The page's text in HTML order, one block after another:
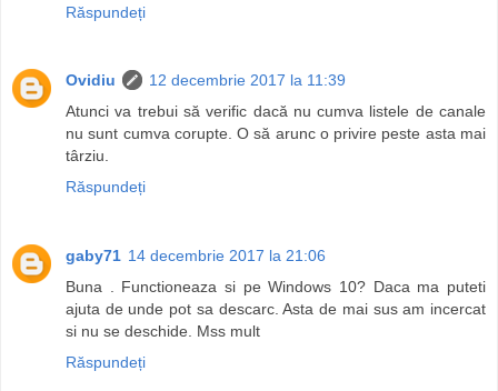
Răspundeți
Ovidiu
12 decembrie 2017 la 11:39
Atunci va trebui să verific dacă nu cumva listele de canale
nu sunt cumva corupte. O să arunc o privire peste asta mai
târziu.
Răspundeți
gaby71 14 decembrie 2017 la 21:06
Buna . Functioneaza si pe Windows 10? Daca ma puteti
ajuta de unde pot sa descarc. Asta de mai sus am incercat
si nu se deschide. Mss mult
Răspundeți